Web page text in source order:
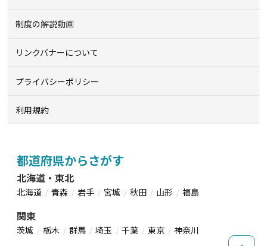
制度の解説動画
リンクバナーについて
プライバシーポリシー
利用規約
都道府県からさがす
北海道・東北
北海道 青森 岩手 宮城 秋田 山形 福島
関東
茨城 栃木 群馬 埼玉 千葉 東京 神奈川